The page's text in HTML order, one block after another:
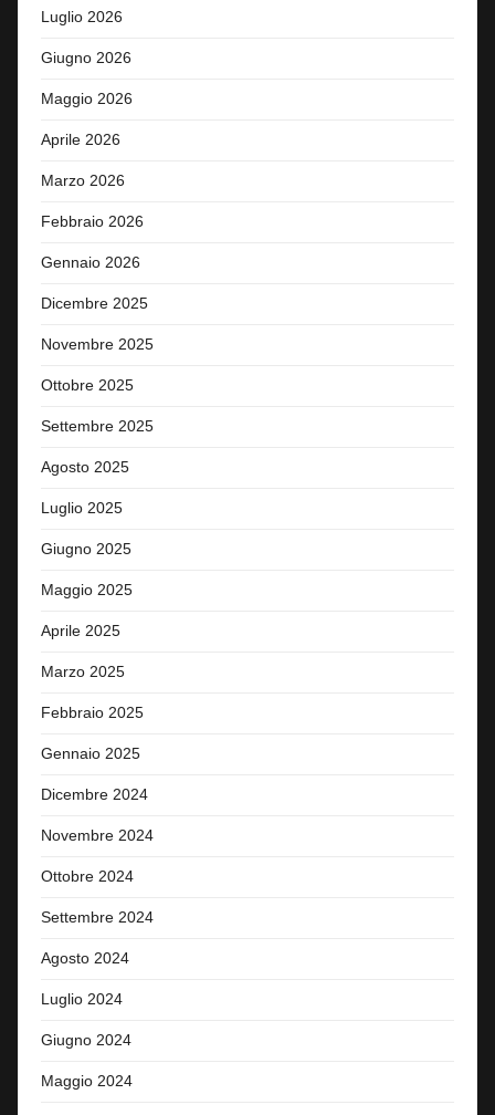
Luglio 2026
Giugno 2026
Maggio 2026
Aprile 2026
Marzo 2026
Febbraio 2026
Gennaio 2026
Dicembre 2025
Novembre 2025
Ottobre 2025
Settembre 2025
Agosto 2025
Luglio 2025
Giugno 2025
Maggio 2025
Aprile 2025
Marzo 2025
Febbraio 2025
Gennaio 2025
Dicembre 2024
Novembre 2024
Ottobre 2024
Settembre 2024
Agosto 2024
Luglio 2024
Giugno 2024
Maggio 2024